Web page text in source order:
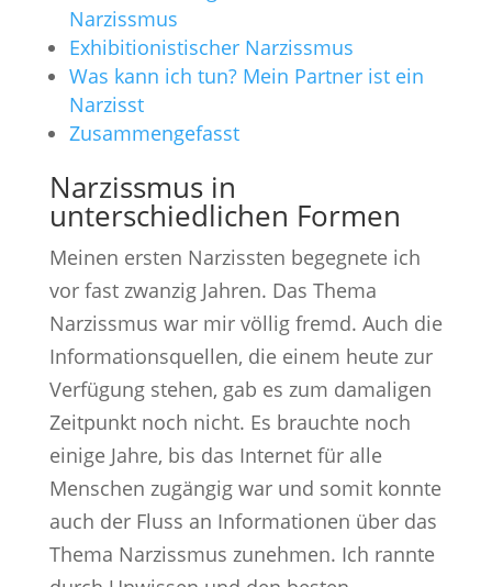
Narzissmus
Exhibitionistischer Narzissmus
Was kann ich tun? Mein Partner ist ein
Narzisst
Zusammengefasst
Narzissmus in
unterschiedlichen Formen
Meinen ersten Narzissten begegnete ich
vor fast zwanzig Jahren. Das Thema
Narzissmus war mir völlig fremd. Auch die
Informationsquellen, die einem heute zur
Verfügung stehen, gab es zum damaligen
Zeitpunkt noch nicht. Es brauchte noch
einige Jahre, bis das Internet für alle
Menschen zugängig war und somit konnte
auch der Fluss an Informationen über das
Thema Narzissmus zunehmen. Ich rannte